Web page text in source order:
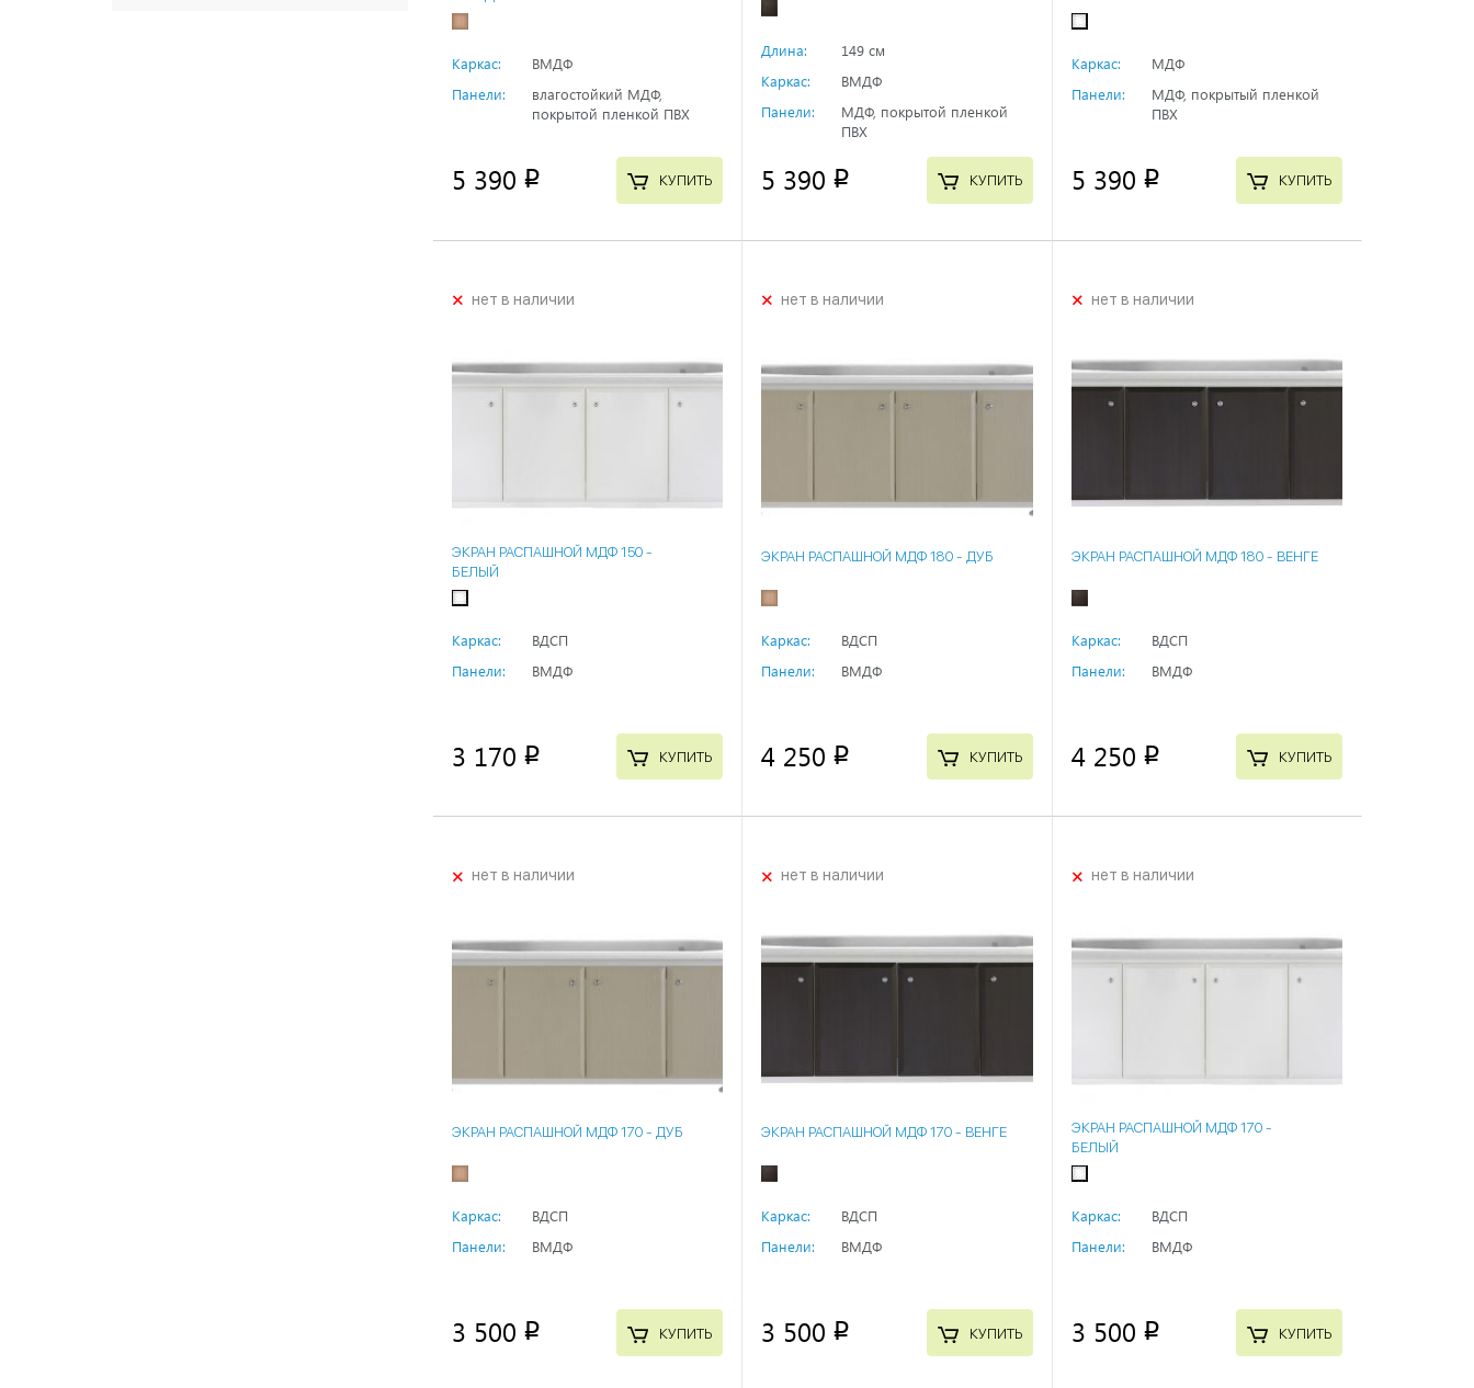
Каркас:
ВМДФ
Панели:
влагостойкий МДФ,
покрытой пленкой ПВХ
5 390 p КУПИТЬ
Длина:
149 см
Каркас:
ВМДФ
Панели:
МДФ, покрытой пленкой
ПВХ
5 390 p КУПИТЬ
Каркас:
МДФ
Панели:
МДФ, покрытый пленкой
ПВХ
5 390 p КУПИТЬ
+нет в наличии
ЭКРАН РАСПАШНОЙ МДФ 150 -
БЕЛЫЙ
Каркас:
ВДСП
Панели:
ВМДФ
3 170 p КУПИТЬ
+нет в наличии
ЭКРАН РАСПАШНОЙ МДФ 180 - ДУБ
Каркас:
ВДСП
Панели:
ВМДФ
4 250 p КУПИТЬ
+нет в наличии
ЭКРАН РАСПАШНОЙ МДФ 180 - ВЕНГЕ
Каркас:
ВДСП
Панели:
ВМДФ
4 250 p КУПИТЬ
+нет в наличии
ЭКРАН РАСПАШНОЙ МДФ 170 - ДУБ
Каркас:
ВДСП
Панели:
ВМДФ
3 500 p КУПИТЬ
+нет в наличии
ЭКРАН РАСПАШНОЙ МДФ 170 - ВЕНГЕ
Каркас:
ВДСП
Панели:
ВМДФ
3 500 p КУПИТЬ
+нет в наличии
ЭКРАН РАСПАШНОЙ МДФ 170 -
БЕЛЫЙ
Каркас:
ВДСП
Панели:
ВМДФ
3 500 p КУПИТЬ